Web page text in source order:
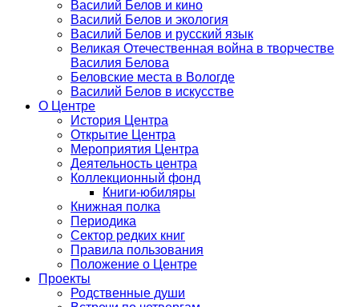
Василий Белов и кино
Василий Белов и экология
Василий Белов и русский язык
Великая Отечественная война в творчестве
Василия Белова
Беловские места в Вологде
Василий Белов в искусстве
О Центре
История Центра
Открытие Центра
Мероприятия Центра
Деятельность центра
Коллекционный фонд
Книги-юбиляры
Книжная полка
Периодика
Сектор редких книг
Правила пользования
Положение о Центре
Проекты
Родственные души